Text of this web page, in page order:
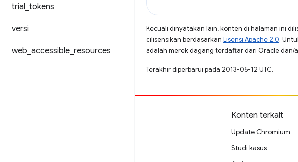
trial tokens
versi
web accessible resources
Kecuali dinyatakan lain, konten di halaman ini
dilisensikan berdasarkan Lisensi Apache 2.0.
adalah merek dagang terdaftar dari Oracle dan/
Terakhir diperbarui pada 2013-05-12 UTC.
Konten terkait
Update Chromium
Studi kasus